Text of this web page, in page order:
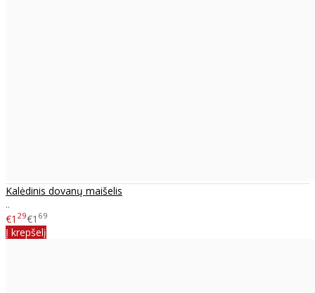
Kalėdinis dovanų maišelis
..
€1 29€1 69
Į krepšelį